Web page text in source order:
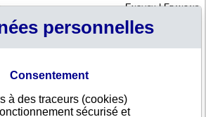
English|Français
Votre panier est vide
personnelles
Consentement
à des traceurs (cookies)
sécurisé et